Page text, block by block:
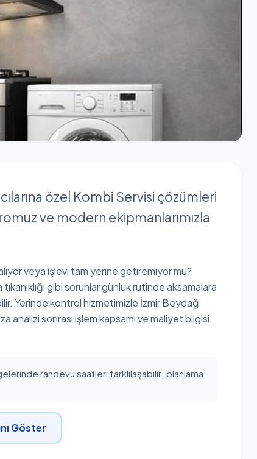
özel Kombi Servisi çözümleri
ve modern ekipmanlarımızla
veya işlevi tam yerine getiremiyor mu?
gibi sorunlar günlük rutinde aksamalara
Yerinde kontrol hizmetimizle İzmir Beydağ
analizi sonrası işlem kapsamı ve maliyet bilgisi
randevu saatleri farklılaşabilir; planlama
Göster